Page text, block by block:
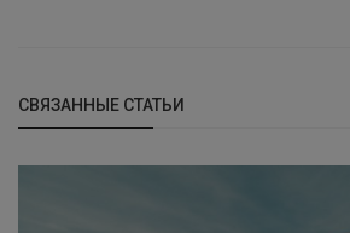
СВЯЗАННЫЕ СТАТЬИ